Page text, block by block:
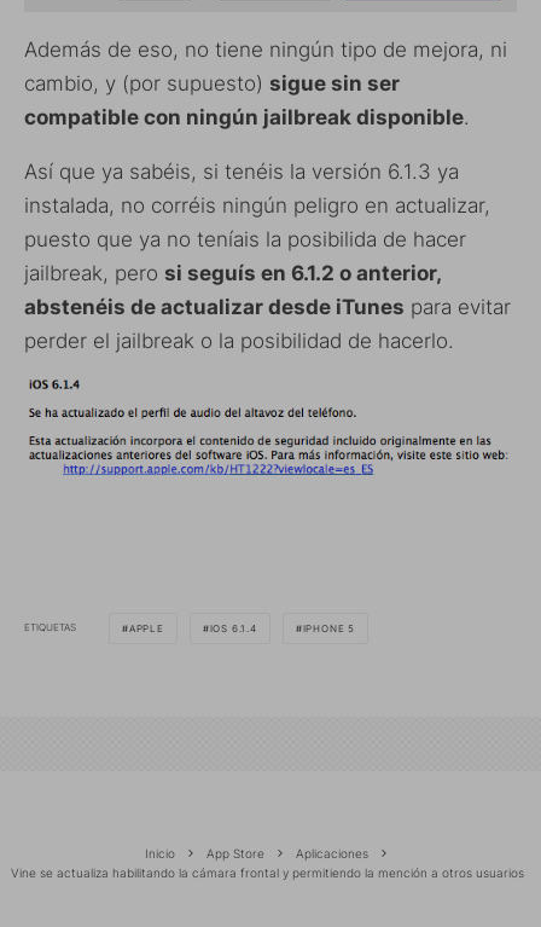
Además de eso, no tiene ningún tipo de mejora, ni
cambio, y (por supuesto) sigue sin ser
compatible con ningún jailbreak disponible.
Así que ya sabéis, si tenéis la versión 6.1.3 ya
instalada, no corréis ningún peligro en actualizar,
puesto que ya no teníais la posibilida de hacer
jailbreak, pero si seguís en 6.1.2 o anterior,
abstenéis de actualizar desde iTunes para evitar
perder el jailbreak o la posibilidad de hacerlo.
ETIQUETAS APPLE IOS 6.1.4 IPHONE 5
Inicio App Store
Aplicaciones
Vine se actualiza habilitando la cámara frontal y permitiendo la mención a otros usuarios